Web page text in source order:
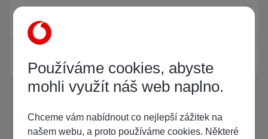
Právě prohlíží tuto stránku
Žádný registrovaný uživatel si neprohlíží tuto stránku
Používáme cookies, abyste
mohli využít náš web naplno.
Chceme vám nabídnout co nejlepší zážitek na
našem webu, a proto používáme cookies. Některé